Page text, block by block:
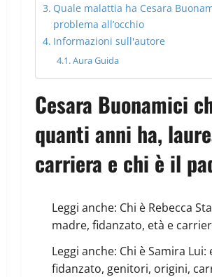
Quale malattia ha Cesara
problema all’occhio
Informazioni sull'autore
Aura Guida
Cesara Buonamici
quanti anni ha,
carriera e chi è il
Leggi anche: Chi è Rebecca
madre, fidanzato, età e
Leggi anche: Chi è Samira Lui:
fidanzato, genitori, origini,